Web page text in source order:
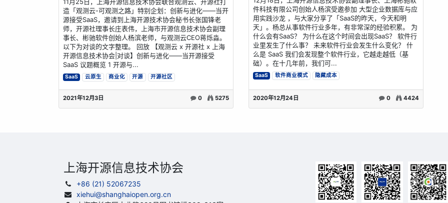
造「观测云-可观测之路」特别企划：创新与进化——当开
源接受SaaS，邀请到上海开源技术协会秘书长张国锋老
师，开源社理事长庄表伟，上海市开源信息技术协会副理
事长、彬驰软件创始人杨滨老师，与观测云CEO蒋烁淼。
以下为对谈的文字整理。 回放 【观测云 x 开源社 x 上海
开源信息技术协会|对谈】创新与进化——当开源接受
SaaS 议题概览 1 开源与...
SaaS 云原生 商业化 开源 开源社区
2021年12月3日 0 5275
件科技有限公司创始人杨滨受邀参加 大型企业数据库与应
用实践沙龙 ，与大家分享了「SaaS的昨天，今天和明
天」。杨总从事软件行业多年，有非常深的经验积累。 为
什么会有SaaS？ 为什么在这个时间会出现SaaS？ 软件行
业里发生了什么事？ 未来软件行业会发生什么变化？ 什
么是 SaaS 我们会发现整个软件行业，它越走越低（基
础）。在十几年前，我们可...
SaaS 软件商业模式 隐藏成本
2020年12月24日 0 4424
上海开源信息技术协会
+86 (21) 52067235
xiehui@shanghaiopen.org.cn